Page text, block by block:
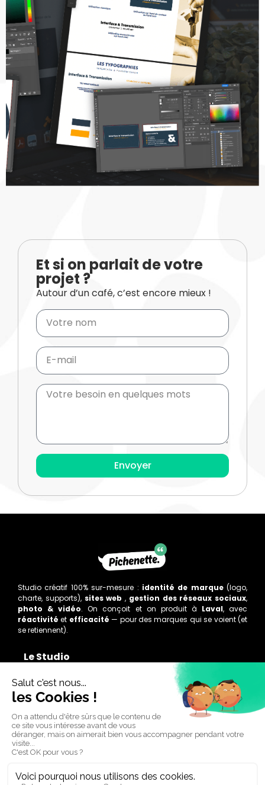
Et si on parlait de votre
projet ?
Autour d’un café, c’est encore mieux !
Envoyer
Studio créatif 100% sur-mesure : identité de marque(logo,
charte, supports), sites web , gestion des réseaux sociaux,
photo & vidéo. On conçoit et on produit à Laval, avec
réactivité et efficacité — pour des marques qui se voient (et
se retiennent).
Le Studio
Accueil
Études de cas
Apprendre et découvrir
Pichenette ?
Mentions légales– Politique de confidentialité